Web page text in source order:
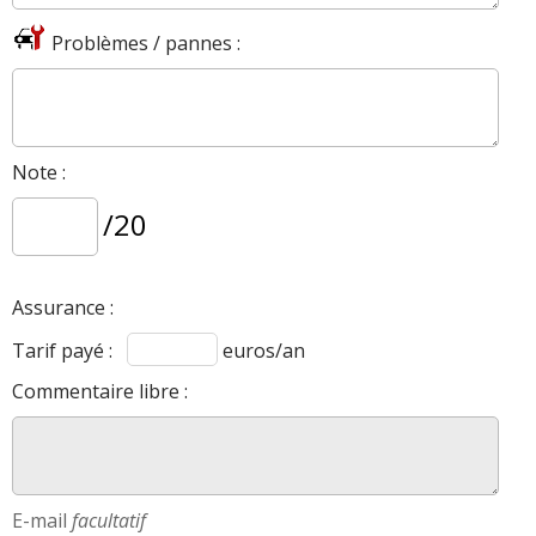
Problèmes / pannes :
Note :
/20
Assurance :
Tarif payé :
euros/an
Commentaire libre :
E-mail facultatif